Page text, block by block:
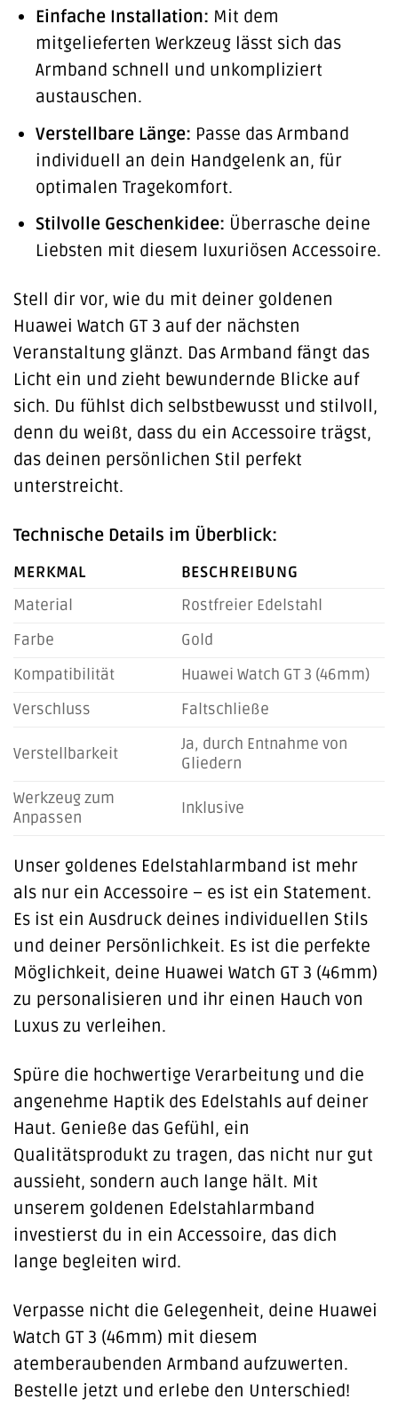
Einfache Installation: Mit dem
mitgelieferten Werkzeug lässt sich das
Armband schnell und unkompliziert
austauschen.
Verstellbare Länge: Passe das Armband
individuell an dein Handgelenk an, für
optimalen Tragekomfort.
Stilvolle Geschenkidee: Überrasche deine
Liebsten mit diesem luxuriösen Accessoire.
Stell dir vor, wie du mit deiner goldenen
Huawei Watch GT 3 auf der nächsten
Veranstaltung glänzt. Das Armband fängt das
Licht ein und zieht bewundernde Blicke auf
sich. Du fühlst dich selbstbewusst und stilvoll,
denn du weißt, dass du ein Accessoire trägst,
das deinen persönlichen Stil perfekt
unterstreicht.
Technische Details im Überblick:
MERKMAL
BESCHREIBUNG
Material
Rostfreier Edelstahl
Farbe
Gold
Kompatibilität
Huawei Watch GT 3 (46mm)
Verschluss
Faltschließe
Verstellbarkeit
Ja, durch Entnahme von
Gliedern
Werkzeug zum
Anpassen
Inklusive
Unser goldenes Edelstahlarmband ist mehr
als nur ein Accessoire – es ist ein Statement.
Es ist ein Ausdruck deines individuellen Stils
und deiner Persönlichkeit. Es ist die perfekte
Möglichkeit, deine Huawei Watch GT 3 (46mm)
zu personalisieren und ihr einen Hauch von
Luxus zu verleihen.
Spüre die hochwertige Verarbeitung und die
angenehme Haptik des Edelstahls auf deiner
Haut. Genieße das Gefühl, ein
Qualitätsprodukt zu tragen, das nicht nur gut
aussieht, sondern auch lange hält. Mit
unserem goldenen Edelstahlarmband
investierst du in ein Accessoire, das dich
lange begleiten wird.
Verpasse nicht die Gelegenheit, deine Huawei
Watch GT 3 (46mm) mit diesem
atemberaubenden Armband aufzuwerten.
Bestelle jetzt und erlebe den Unterschied!